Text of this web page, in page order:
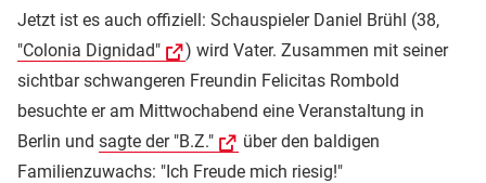
Jetzt ist es auch offiziell: Schauspieler Daniel Brühl (38,
"Colonia Dignidad"
) wird Vater. Zusammen mit seiner
sichtbar schwangeren Freundin Felicitas Rombold
besuchte er am Mittwochabend eine Veranstaltung in
Berlin und sagte der "B.Z."
über den baldigen
Familienzuwachs: "Ich Freude mich riesig!"